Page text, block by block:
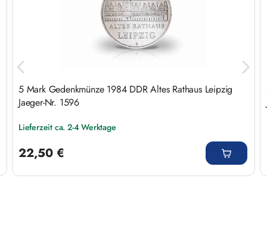
5 Mark Gedenkmünze 1984 DDR Altes Rathaus Leipzig
Jaeger-Nr. 1596
Lieferzeit ca. 2-4 Werktage
22,50 €